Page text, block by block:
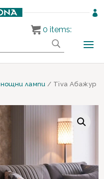

нощни лампи / Tiva Абажур
0 items: